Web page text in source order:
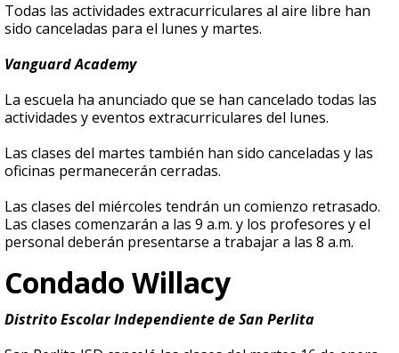
Todas las actividades extracurriculares al aire libre han
sido canceladas para el lunes y martes.
Vanguard Academy
La escuela ha anunciado que se han cancelado todas las
actividades y eventos extracurriculares del lunes.
Las clases del martes también han sido canceladas y las
oficinas permanecerán cerradas.
Las clases del miércoles tendrán un comienzo retrasado.
Las clases comenzarán a las 9 a.m. y los profesores y el
personal deberán presentarse a trabajar a las 8 a.m.
Condado Willacy
Distrito Escolar Independiente de San Perlita